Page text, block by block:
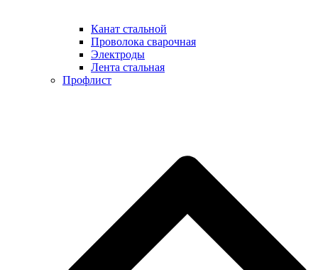
Канат стальной
Проволока сварочная
Электроды
Лента стальная
Профлист